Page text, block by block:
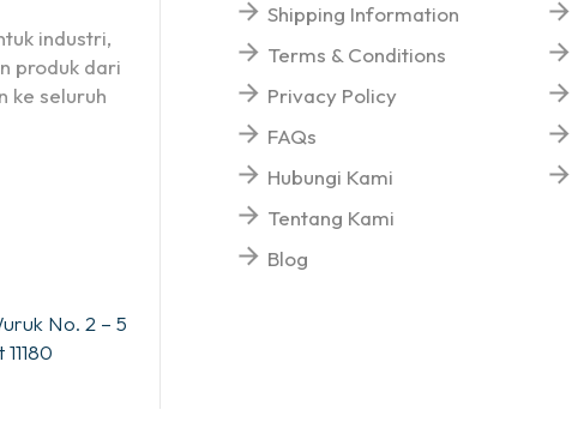
industri,
produk dari
ke seluruh
No. 2 – 5
Shipping Information
Terms & Conditions
Privacy Policy
FAQs
Hubungi Kami
Tentang Kami
Blog